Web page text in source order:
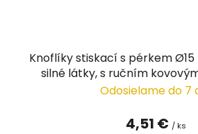
Knoflíky stiskací s pérkem
silné látky, s ručním
Odosielame do 7
4,51 € / ks